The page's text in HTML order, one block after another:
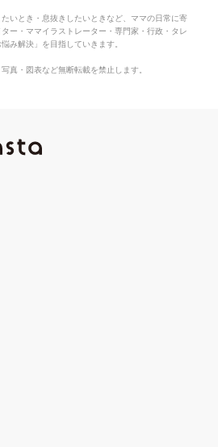
いとき・息抜きしたいときなど、ママの日常に寄
ー・ママイラストレーター・専門家・行政・タレ
み解決」を目指していきます。
真・図表など無断転載を禁止します。